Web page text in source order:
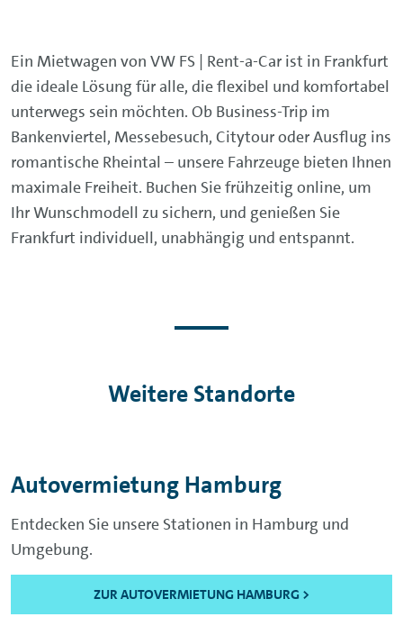
Ein Mietwagen von VW FS | Rent-a-Car ist in Frankfurt
die ideale Lösung für alle, die flexibel und komfortabel
unterwegs sein möchten. Ob Business-Trip im
Bankenviertel, Messebesuch, Citytour oder Ausflug ins
romantische Rheintal – unsere Fahrzeuge bieten Ihnen
maximale Freiheit. Buchen Sie frühzeitig online, um
Ihr Wunschmodell zu sichern, und genießen Sie
Frankfurt individuell, unabhängig und entspannt.
Weitere Standorte
Autovermietung Hamburg
Entdecken Sie unsere Stationen in Hamburg und
Umgebung.
ZUR AUTOVERMIETUNG HAMBURG >